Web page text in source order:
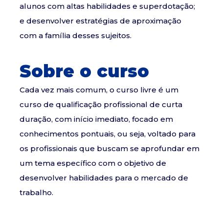
alunos com altas habilidades e superdotação;
e desenvolver estratégias de aproximação
com a família desses sujeitos.
Sobre o curso
Cada vez mais comum, o curso livre é um
curso de qualificação profissional de curta
duração, com início imediato, focado em
conhecimentos pontuais, ou seja, voltado para
os profissionais que buscam se aprofundar em
um tema específico com o objetivo de
desenvolver habilidades para o mercado de
trabalho.